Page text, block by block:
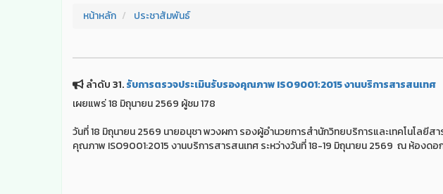
หน้าหลัก ประชาสัมพันธ์
ลำดับ 31.รับการตรวจประเมินรับรองคุณภาพ ISO9001:2015 งานบริการสารสนเทศ
เผยแพร่ 18 มิถุนายน 2569 ผู้ชม 178
วันที่ 18 มิถุนายน 2569 นายอนุชา พวงผกา รองผู้อำนวยการสำนักวิทยบริการและเทคโนโลยี
คุณภาพ ISO9001:2015 งานบริการสารสนเทศ ระหว่างวันที่ 18-19 มิถุนายน 2569 ณ ห้องด